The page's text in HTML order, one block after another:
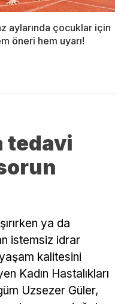
aylarında çocuklar için
öneri hem uyarı!
tedavi
ya da
istemsiz idrar
yaşam kalitesini
Kadın Hastalıkları
Uzsezer Güler,